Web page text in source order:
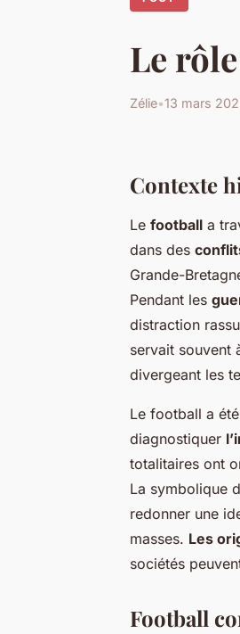
Le
Zélie•13 mars
Contexte
Le football a
dans des
Grande-
Pendant les
distraction
servait souvent
divergeant les
Le football a
diagnostiquer
totalitaires ont
La symbolique
redonner une
masses. Les
sociétés
Football